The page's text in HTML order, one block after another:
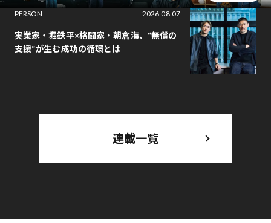
PERSON
2026.08.07
実業家・堀鉄平×格闘家・朝倉海、“無償の
支援”が生む成功の循環とは
連載一覧